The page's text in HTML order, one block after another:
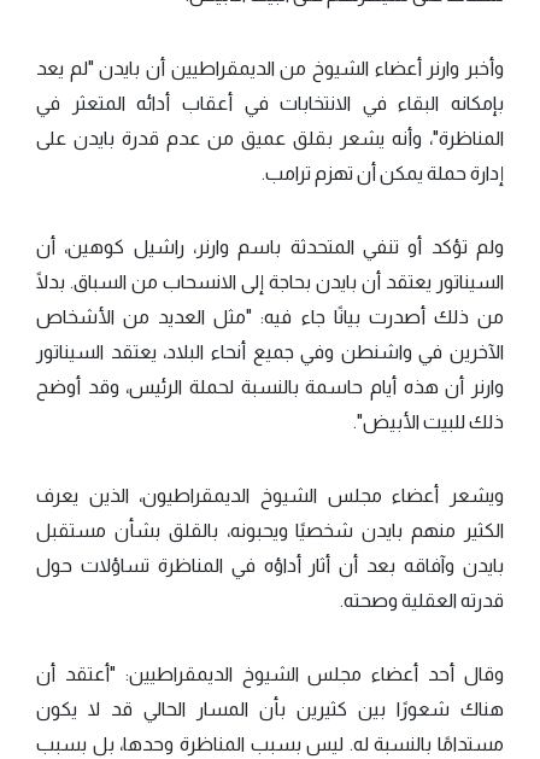
وأخبر وارنر أعضاء الشيوخ من الديمقراطيين أن بايدن "لم يعد
بإمكانه البقاء في الانتخابات في أعقاب أدائه المتعثر في
المناظرة"، وأنه يشعر بقلق عميق من عدم قدرة بايدن على
إدارة حملة يمكن أن تهزم ترامب.
ولم تؤكد أو تنفي المتحدثة باسم وارنر، راشيل كوهين، أن
السيناتور يعتقد أن بايدن بحاجة إلى الانسحاب من السباق. بدلًا
من ذلك أصدرت بيانًا جاء فيه: "مثل العديد من الأشخاص
الآخرين في واشنطن وفي جميع أنحاء البلاد، يعتقد السيناتور
وارنر أن هذه أيام حاسمة بالنسبة لحملة الرئيس، وقد أوضح
ذلك للبيت الأبيض".
ويشعر أعضاء مجلس الشيوخ الديمقراطيون، الذين يعرف
الكثير منهم بايدن شخصيًا ويحبونه، بالقلق بشأن مستقبل
بايدن وآفاقه بعد أن أثار أداؤه في المناظرة تساؤلات حول
قدرته العقلية وصحته.
وقال أحد أعضاء مجلس الشيوخ الديمقراطيين: "أعتقد أن
هناك شعورًا بين كثيرين بأن المسار الحالي قد لا يكون
مستدامًا بالنسبة له. ليس بسبب المناظرة وحدها، بل بسبب